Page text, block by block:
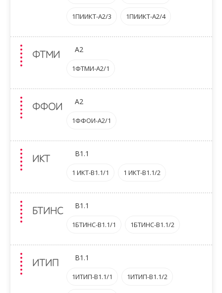
1ПИИКТ-A2/3 1ПИИКТ-A2/4
ФТМИ
A2
1ФТМИ-A2/1
ФФОИ
A2
1ФФОИ-A2/1
ИКТ
B1.1
1 ИКТ-B1.1/1 1 ИКТ-B1.1/2
БТИНС
B1.1
1БТИНС-B1.1/1 1БТИНС-B1.1/2
ИТИП
B1.1
1ИТИП-B1.1/1 1ИТИП-B1.1/2